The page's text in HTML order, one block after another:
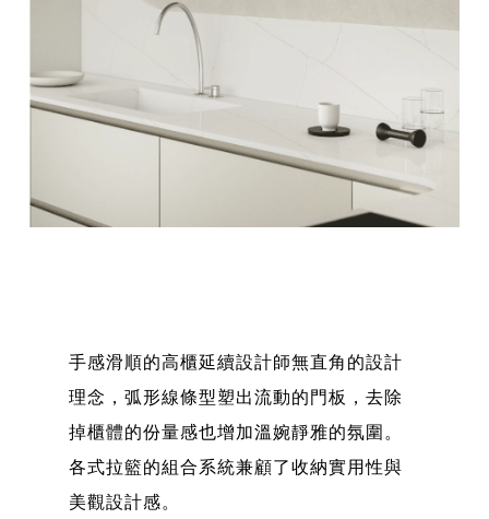
手感滑順的高櫃延續設計師無直角的設計
理念，弧形線條型塑出流動的門板，去除
掉櫃體的份量感也增加溫婉靜雅的氛圍。
各式拉籃的組合系統兼顧了收納實用性與
美觀設計感。